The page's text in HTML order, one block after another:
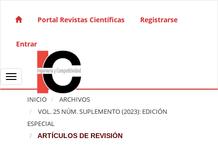
Navegación principal
Barra lateral
Portal Revistas Científicas Registrarse
Entrar
Toggle navigation
INICIO
ARCHIVOS
VOL. 25 NÚM. SUPLEMENTO (2023): EDICIÓN
ESPECIAL
ARTÍCULOS DE REVISIÓN